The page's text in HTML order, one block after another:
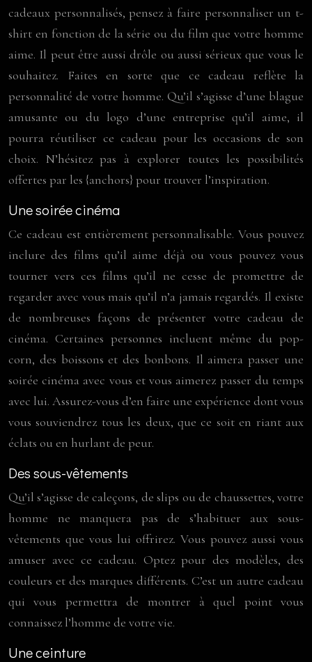
cadeaux personnalisés, pensez à faire personnaliser un t-
shirt en fonction de la série ou du film que votre homme
aime. Il peut être aussi drôle ou aussi sérieux que vous le
souhaitez. Faites en sorte que ce cadeau reflète la
personnalité de votre homme. Qu’il s’agisse d’une blague
amusante ou du logo d’une entreprise qu’il aime, il
pourra réutiliser ce cadeau pour les occasions de son
choix. N’hésitez pas à explorer toutes les possibilités
offertes par les {anchors} pour trouver l’inspiration.
Une soirée cinéma
Ce cadeau est entièrement personnalisable. Vous pouvez
inclure des films qu’il aime déjà ou vous pouvez vous
tourner vers ces films qu’il ne cesse de promettre de
regarder avec vous mais qu’il n’a jamais regardés. Il existe
de nombreuses façons de présenter votre cadeau de
cinéma. Certaines personnes incluent même du pop-
corn, des boissons et des bonbons. Il aimera passer une
soirée cinéma avec vous et vous aimerez passer du temps
avec lui. Assurez-vous d’en faire une expérience dont vous
vous souviendrez tous les deux, que ce soit en riant aux
éclats ou en hurlant de peur.
Des sous-vêtements
Qu’il s’agisse de caleçons, de slips ou de chaussettes, votre
homme ne manquera pas de s’habituer aux sous-
vêtements que vous lui offrirez. Vous pouvez aussi vous
amuser avec ce cadeau. Optez pour des modèles, des
couleurs et des marques différents. C’est un autre cadeau
qui vous permettra de montrer à quel point vous
connaissez l’homme de votre vie.
Une ceinture